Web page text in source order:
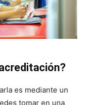
es mediante un
tomar en una